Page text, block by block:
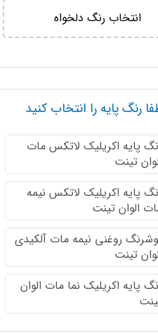
انتخاب رنگ دلخواه
رنگ پایه را انتخاب کنید
پایه اكريليك لاتكس مات
تینت
پایه اكريليك لاتكس نيمه
الوان تینت
روغنی نیمه مات آلکیدی
تینت
پایه اکریلیک نما مات الوان